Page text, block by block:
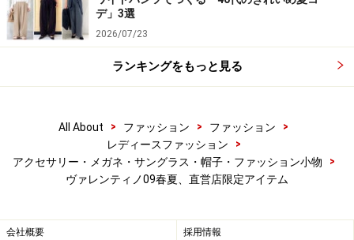
毎日のスタイリングを素敵に彩るファッション小物の最
デ」3選
2026/07/23
ランキングをもっと見る
All About > ファッション > ファッション
>
レディースファッション
>
アクセサリー・メガネ・サングラス・帽子・ファッション小物
>
ヴァレンティノ09春夏、直営店限定アイテム
会社概要 採用情報